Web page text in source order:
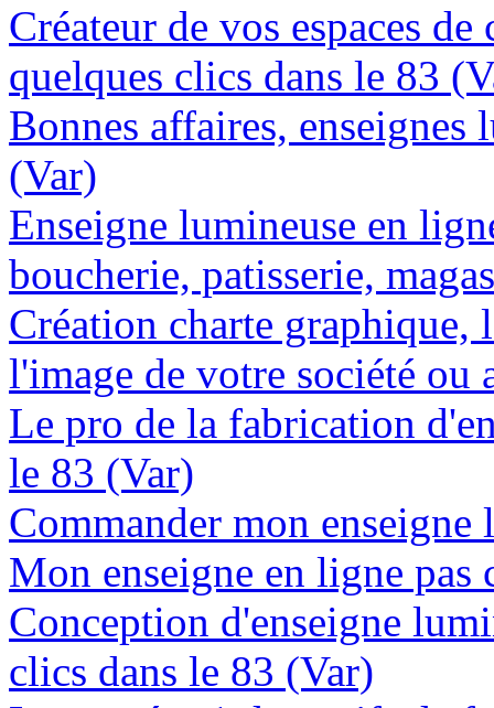
Créateur de vos espaces
quelques clics dans le 83
Bonnes affaires, enseignes
(Var)
Enseigne lumineuse en
boucherie, patisserie,
Création charte graphique,
l'image de votre société ou
Le pro de la fabrication
le 83 (Var)
Commander mon
Mon enseigne en ligne pas
Conception d'enseigne
clics dans le 83 (Var)